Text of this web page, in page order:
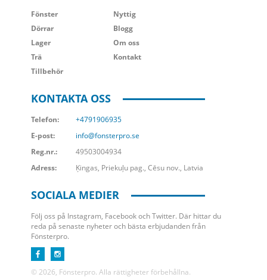
Fönster
Dörrar
Lager
Trä
Tillbehör
Nyttig
Blogg
Om oss
Kontakt
KONTAKTA OSS
Telefon:
+4791906935
E-post:
info@fonsterpro.se
Reg.nr.:
49503004934
Adress:
Ķingas, Priekuļu pag., Cēsu nov., Latvia
SOCIALA MEDIER
Följ oss på Instagram, Facebook och Twitter. Där hittar du
reda på senaste nyheter och bästa erbjudanden från
Fönsterpro.
© 2026, Fönsterpro. Alla rättigheter förbehållna.